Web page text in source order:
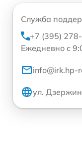
Служба
+7 (395)
Ежедневно с
info@irk.hp-
ул.